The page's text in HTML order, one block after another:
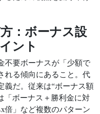
：ボーナス設
ント
不要ボーナスが「少額で
れる傾向にあること。代
義だ。従来は“ボーナス額
「ボーナス＋勝利金に対
倍」など複数のパターン